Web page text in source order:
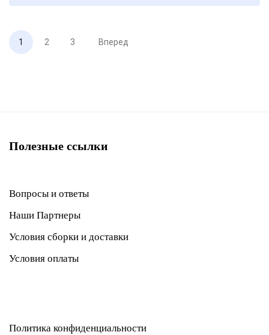
1 2 3 Вперед
Полезные ссылки
Вопросы и ответы
Наши Партнеры
Условия сборки и доставки
Условия оплаты
Политика конфиденциальности